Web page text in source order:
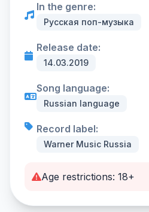
In the genre:
Русская поп-музыка
Release date:
14.03.2019
Song language:
Russian language
Record label:
Warner Music Russia
Age restrictions: 18+